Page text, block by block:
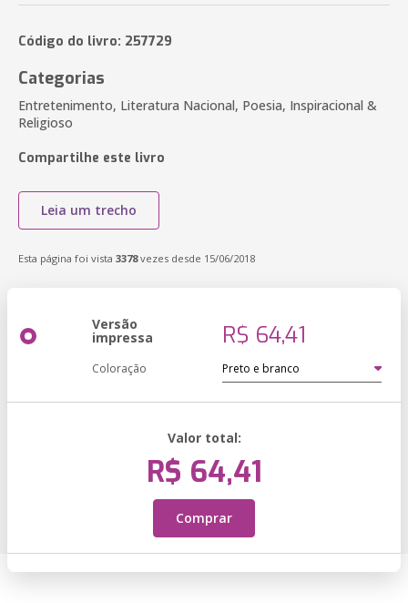
Código do livro: 257729
Categorias
Entretenimento, Literatura Nacional, Poesia, Inspiracional &
Religioso
Compartilhe este livro
Leia um trecho
Esta página foi vista 3378vezes desde 15/06/2018
Versão
impressa R$ 64,41
Coloração
Valor total:
R$ 64,41
Comprar